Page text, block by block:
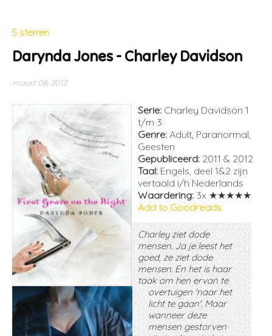
5 sterren
Darynda Jones - Charley Davidson
maart 08, 2012
Serie:Charley Davidson 1
t/m 3
Genre:Adult, Paranormal,
Geesten
Gepubliceerd:2011 & 2012
Taal:Engels, deel 1&2 zijn
vertaald i/h Nederlands
Waardering:3x ★★★★★
Add to Goodreads
Charley ziet dode
mensen. Ja je leest het
goed, ze ziet dode
mensen. En het is haar
taak om hen ervan te
overtuigen 'naar het
licht te gaan'. Maar
wanneer deze
mensen gestorven